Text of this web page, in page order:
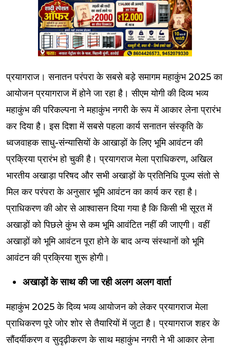
प्रयागराज। सनातन परंपरा के सबसे बड़े समागम महाकुंभ 2025 का
आयोजन प्रयागराज में होने जा रहा है। सीएम योगी की दिव्य भव्य
महाकुंभ की परिकल्पना ने महाकुंभ नगरी के रूप में आकार लेना प्रारंभ
कर दिया है। इस दिशा में सबसे पहला कार्य सनातन संस्कृति के
ध्वजवाहक साधु-संन्यासियों के आखाड़ों के लिए भूमि आवंटन की
प्रक्रिया प्रारंभ हो चुकी है। प्रयागराज मेला प्राधिकरण, अखिल
भारतीय अखाड़ा परिषद और सभी अखाड़ों के प्रतिनिधि पूज्य संतो से
मिल कर परंपरा के अनुसार भूमि आवंटन का कार्य कर रहा है।
प्राधिकरण की ओर से आश्वासन दिया गया है कि किसी भी सूरत में
अखाड़ों को पिछले कुंभ से कम भूमि आवंटित नहीं की जाएगी। वहीं
अखाड़ों को भूमि आवंटन पूरा होने के बाद अन्य संस्थानों को भूमि
आवंटन की प्रक्रिया शुरू होगी।
अखाड़ों के साथ की जा रही अलग अलग वार्ता
महाकुंभ 2025 के दिव्य भव्य आयोजन को लेकर प्रयागराज मेला
प्राधिकरण पूरे जोर शोर से तैयारियों में जुटा है। प्रयागराज शहर के
सौंदर्यीकरण व सुदृढ़ीकरण के साथ महाकुंभ नगरी ने भी आकार लेना